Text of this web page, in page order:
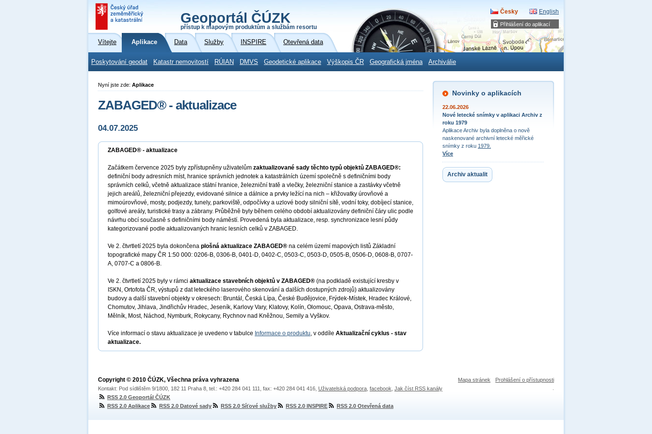
Přihlášení do aplikací
Geoportál ČÚZK
přístup k mapovým produktům a službám resortu
Česky English
Vítejte Aplikace Data Služby INSPIRE Otevřená data
Poskytování geodat Katastr nemovitostí RÚIAN DMVS Geodetické aplikace Výškopis ČR Geografická jména Archiválie
Novinky o aplikacích
22.06.2026
Nové letecké snímky v aplikaci Archiv z
roku 1979
Aplikace Archiv byla doplněna o nově
naskenované archivní letecké měřické
snímky z roku 1979.
Více
Archiv aktualit
Nyní jste zde: Aplikace
ZABAGED® - aktualizace
04.07.2025
ZABAGED® - aktualizace
Začátkem července 2025 byly zpřístupněny uživatelům zaktualizované sady těchto typů objektů ZABAGED®:
definiční body adresních míst, hranice správních jednotek a katastrálních území společně s definičními body
správních celků, včetně aktualizace státní hranice, železniční tratě a vlečky, železniční stanice a zastávky včetně
jejich areálů, železniční přejezdy, evidované silnice a dálnice a prvky ležící na nich – křižovatky úrovňové a
mimoúrovňové, mosty, podjezdy, tunely, parkoviště, odpočívky a uzlové body silniční sítě, vodní toky, dobíjecí stanice,
golfové areály, turistické trasy a zábrany. Průběžně byly během celého období aktualizovány definiční čáry ulic podle
návrhu obcí současně s definičními body náměstí. Provedená byla aktualizace, resp. synchronizace lesní půdy
kategorizované podle aktualizovaných hranic lesních celků v ZABAGED.
Ve 2. čtvrtletí 2025 byla dokončena plošná aktualizace ZABAGED® na celém území mapových listů Základní
topografické mapy ČR 1:50 000: 0206-B, 0306-B, 0401-D, 0402-C, 0503-C, 0503-D, 0505-B, 0506-D, 0608-B, 0707-
A, 0707-C a 0806-B.
Ve 2. čtvrtletí 2025 byly v rámci aktualizace stavebních objektů v ZABAGED® (na podkladě existující kresby v
ISKN, Ortofota ČR, výstupů z dat leteckého laserového skenování a dalších dostupných zdrojů) aktualizovány
budovy a další stavební objekty v okresech: Bruntál, Česká Lípa, České Budějovice, Frýdek-Místek, Hradec Králové,
Chomutov, Jihlava, Jindřichův Hradec, Jeseník, Karlovy Vary, Klatovy, Kolín, Olomouc, Opava, Ostrava-město,
Mělník, Most, Náchod, Nymburk, Rokycany, Rychnov nad Kněžnou, Semily a Vyškov.
Více informací o stavu aktualizace je uvedeno v tabulce Informace o produktu, v oddíle Aktualizační cyklus - stav
aktualizace.
Mapa stránek Prohlášení o přístupnosti
Copyright © 2010 ČÚZK, Všechna práva vyhrazena
Kontakt: Pod sídlištěm 9/1800, 182 11 Praha 8, tel.: +420 284 041 111, fax: +420 284 041 416, Uživatelská podpora facebook Jak číst RSS kanály
RSS 2.0 Geoportál ČÚZK
RSS 2.0 Aplikace
RSS 2.0 Datové sady RSS 2.0 Síťové služby RSS 2.0 INSPIRE RSS 2.0 Otevřená data